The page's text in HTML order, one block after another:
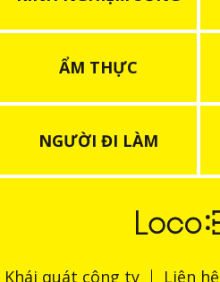
ẨM THỰC
NGƯỜI ĐI LÀM
Khái quát công ty Liên hệ